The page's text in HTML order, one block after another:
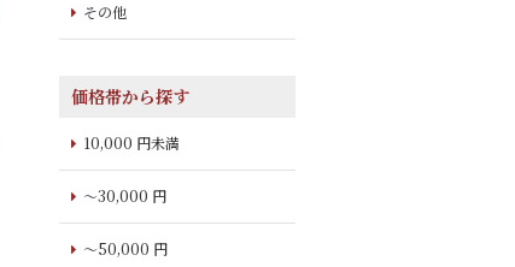
その他
価格帯から探す
10,000 円未満
～30,000 円
～50,000 円